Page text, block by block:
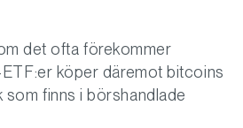
det ofta förekommer
köper däremot bitcoins
finns i börshandlade